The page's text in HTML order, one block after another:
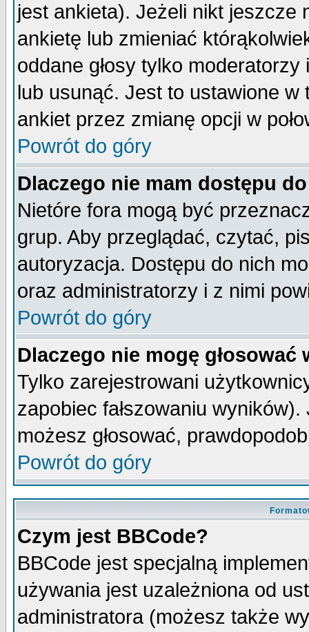
jest ankieta). Jeżeli nikt jeszcze
ankietę lub zmieniać
oddane głosy tylko
lub usunąć. Jest to ustawione w
ankiet przez zmianę opcji w
Powrót do góry
Dlaczego nie mam dostępu
Nietóre fora mogą być
grup. Aby przeglądać, czytać,
autoryzacja. Dostępu do nich
oraz administratorzy i z nimi
Powrót do góry
Dlaczego nie mogę głosować
Tylko zarejestrowani
zapobiec fałszowaniu
możesz głosować,
Powrót do góry
Czym jest BBCode?
BBCode jest specjalną
używania jest uzależniona od
administratora (możesz także